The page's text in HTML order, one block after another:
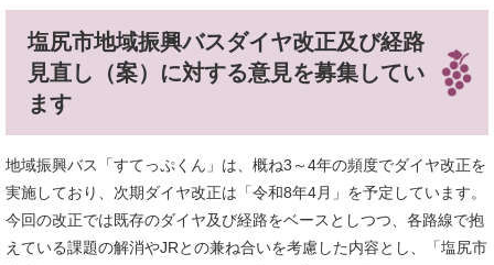
塩尻市地域振興バスダイヤ改正及び経路
見直し（案）に対する意見を募集してい
ます
地域振興バス「すてっぷくん」は、概ね3～4年の頻度でダイヤ改正を
実施しており、次期ダイヤ改正は「令和8年4月」を予定しています。
今回の改正では既存のダイヤ及び経路をベースとしつつ、各路線で抱
えている課題の解消やJRとの兼ね合いを考慮した内容とし、「塩尻市